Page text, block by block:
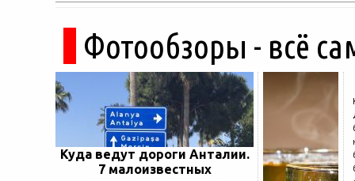
Фотообзоры - всё
Куда ведут дороги Анталии.
7 малоизвестных